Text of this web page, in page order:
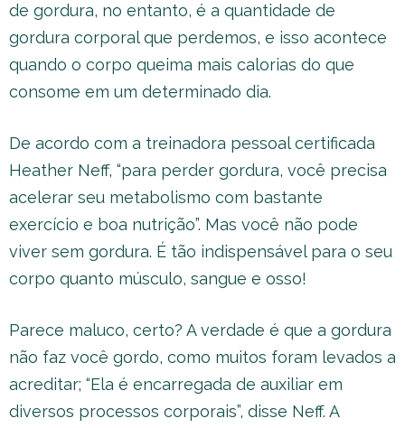
de gordura, no entanto, é a quantidade de
gordura corporal que perdemos, e isso acontece
quando o corpo queima mais calorias do que
consome em um determinado dia.
De acordo com a treinadora pessoal certificada
Heather Neff, “para perder gordura, você precisa
acelerar seu metabolismo com bastante
exercício e boa nutrição”. Mas você não pode
viver sem gordura. É tão indispensável para o seu
corpo quanto músculo, sangue e osso!
Parece maluco, certo? A verdade é que a gordura
não faz você gordo, como muitos foram levados a
acreditar; “Ela é encarregada de auxiliar em
diversos processos corporais”, disse Neff. A